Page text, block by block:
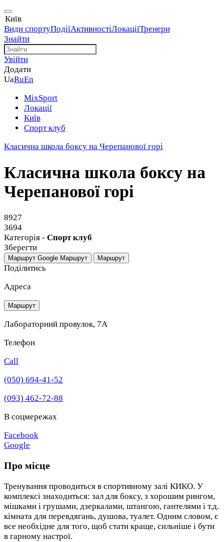
Київ
Види спортуПодіїАктивностіЛокаціїТренери
Знайти
Увійти
Додати
UaRuEn
MixSport
Локації
Київ
Спорт клуб
Класична школа боксу на Черепанової горі
Класична школа боксу на
Черепанової горі
8927
3694
Категорія - Спорт клуб
Зберегти
Маршрут Google Маршрут Маршрут
Поділитись
Адреса
Маршрут
Лабораторний провулок, 7А
Телефон
Call
(050) 694-41-52
(093) 462-72-88
В соцмережах
Facebook
Google
Про місце
Тренування проводиться в спортивному залі КИКО. У
комплексі знаходиться: зал для боксу, з хорошим рингом,
мішками і грушами, дзеркалами, штангою, гантелями і т.д.
кімната для перевдягань, душова, туалет. Одним словом, є
все необхідне для того, щоб стати краще, сильніше і бути
в гарному настрої.